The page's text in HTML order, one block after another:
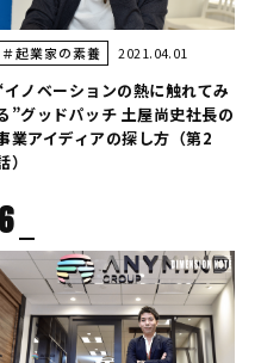
＃起業家の素養 2021.04.01
イノベーションの熱に触れてみ
”グッドパッチ 土屋尚史社長の
業アイディアの探し方（第2
）
6